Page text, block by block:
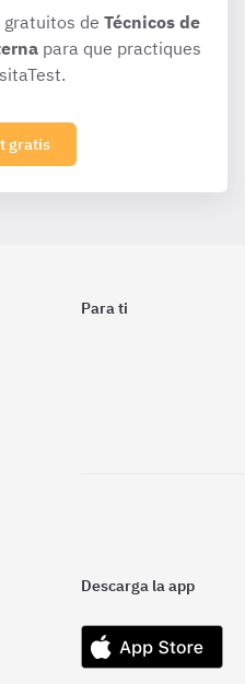
de Técnicos de
para que practiques
gratis
Para ti
Descarga la app